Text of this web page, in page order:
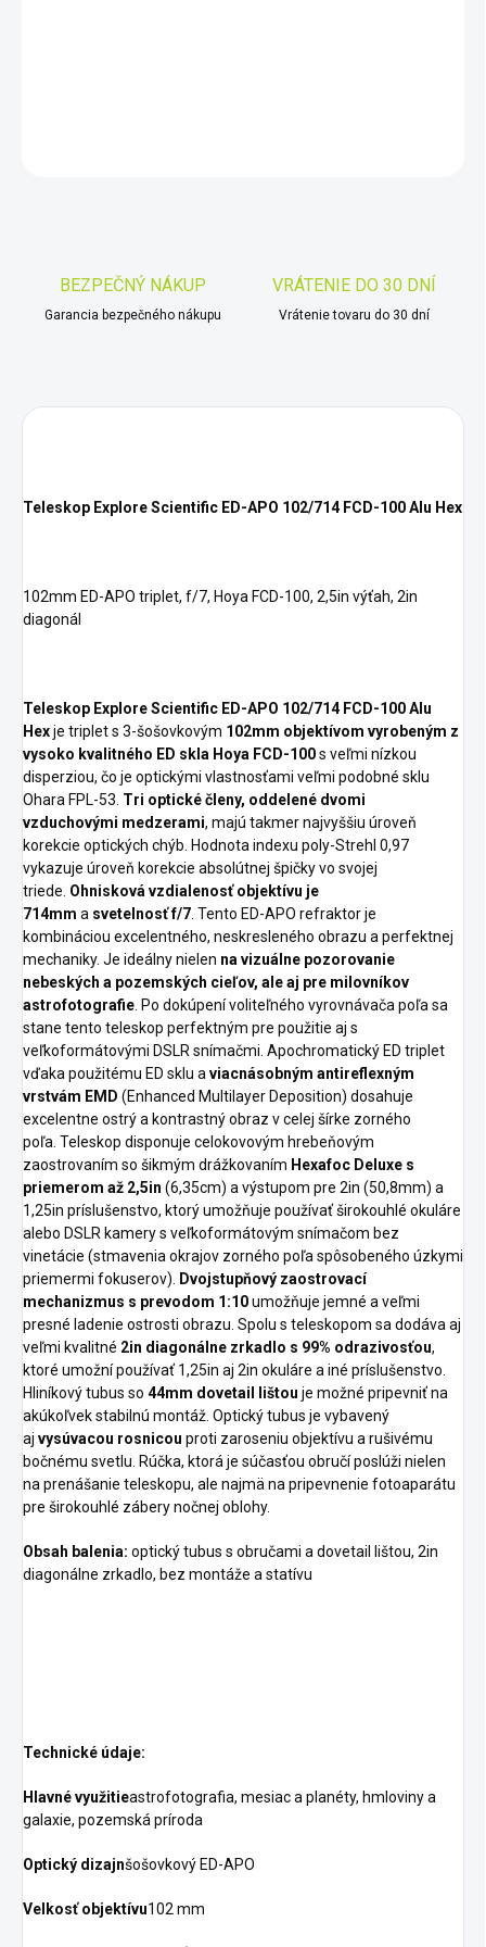
BEZPEČNÝ NÁKUP
Garancia bezpečného nákupu
VRÁTENIE DO 30 DNÍ
Vrátenie tovaru do 30 dní
Teleskop Explore Scientific ED-APO 102/714 FCD-100 Alu Hex
102mm ED-APO triplet, f/7, Hoya FCD-100, 2,5in výťah, 2in
diagonál
Teleskop Explore Scientific ED-APO 102/714 FCD-100 Alu
Hexje triplet s 3-šošovkovým 102mm objektívom vyrobeným z
vysoko kvalitného ED skla Hoya FCD-100s veľmi nízkou
disperziou, čo je optickými vlastnosťami veľmi podobné sklu
Ohara FPL-53. Tri optické členy, oddelené dvomi
vzduchovými medzerami, majú takmer najvyššiu úroveň
korekcie optických chýb. Hodnota indexu poly-Strehl 0,97
vykazuje úroveň korekcie absolútnej špičky vo svojej
triede. Ohnisková vzdialenosť objektívu je
714mm a svetelnosť f/7. Tento ED-APO refraktor je
kombináciou excelentného, neskresleného obrazu a perfektnej
mechaniky. Je ideálny nielen na vizuálne pozorovanie
nebeských a pozemských cieľov, ale aj pre milovníkov
astrofotografie. Po dokúpení voliteľného vyrovnávača poľa sa
stane tento teleskop perfektným pre použitie aj s
veľkoformátovými DSLR snímačmi. Apochromatický ED triplet
vďaka použitému ED sklu aviacnásobným antireflexným
vrstvám EMD (Enhanced Multilayer Deposition) dosahuje
excelentne ostrý a kontrastný obraz v celej šírke zorného
poľa. Teleskop disponuje celokovovým hrebeňovým
zaostrovaním so šikmým drážkovaním Hexafoc Deluxe s
priemerom až 2,5in (6,35cm) a výstupom pre 2in (50,8mm) a
1,25in príslušenstvo, ktorý umožňuje používať širokouhlé okuláre
alebo DSLR kamery s veľkoformátovým snímačom bez
vinetácie (stmavenia okrajov zorného poľa spôsobeného úzkymi
priemermi fokuserov). Dvojstupňový zaostrovací
mechanizmus s prevodom 1:10umožňuje jemné a veľmi
presné ladenie ostrosti obrazu. Spolu s teleskopom sa dodáva aj
veľmi kvalitné 2in diagonálne zrkadlo s 99% odrazivosťou,
ktoré umožní používať 1,25in aj 2in okuláre a iné príslušenstvo.
Hliníkový tubus so 44mm dovetail lištou je možné pripevniť na
akúkoľvek stabilnú montáž. Optický tubus je vybavený
aj vysúvacou rosnicou proti zaroseniu objektívu a rušivému
bočnému svetlu. Rúčka, ktorá je súčasťou obručí poslúži nielen
na prenášanie teleskopu, ale najmä na pripevnenie fotoaparátu
pre širokouhlé zábery nočnej oblohy.
Obsah balenia: optický tubus s obručami a dovetail lištou, 2in
diagonálne zrkadlo, bez montáže a statívu
Technické údaje:
Hlavné využitieastrofotografia, mesiac a planéty, hmloviny a
galaxie, pozemská príroda
Optický dizajnšošovkový ED-APO
Velkosť objektívu102 mm